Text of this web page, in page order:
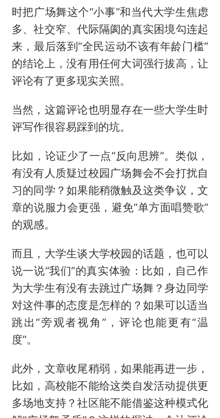
时把广场舞这个“小事”和当代大学生焦虑
多、社交窄、代际隔阂的真实困境勾连起
来，最后落到“全民运动不该有年龄门槛”
的结论上，没有用任何大词强行拔高，让
评论有了更多现实关照。
当然，这篇评论也明显存在一些大学生时
评写作很容易踩到的坑。
比如，论证少了一点“反向思辨”。类似，
有没有人质疑过校园广场舞会不会打扰自
习的同学？如果能稍微触及这类争议，文
章的说服力会更强，避免“单方面唱赞歌”
的观感。
而且，大学生谈大学校园的话题，也可以
说一说“我们”的真实体验：比如，自己作
为大学生有没有去跳过广场舞？身边同学
对这件事的态度是怎样的？如果可以适当
跳出“旁观者视角”，评论也能更有“温
度”。
此外，文章收尾稍弱，如果能再进一步，
比如，高校能不能给这类自发活动提供更
多场地支持？社区能不能借鉴这种模式化